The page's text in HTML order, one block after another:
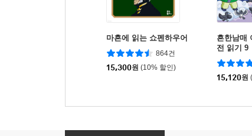
마흔에 읽는 쇼펜하우어
864건
15,300원 (10% 할인)
흔한남매
전 읽기 9
15,120원